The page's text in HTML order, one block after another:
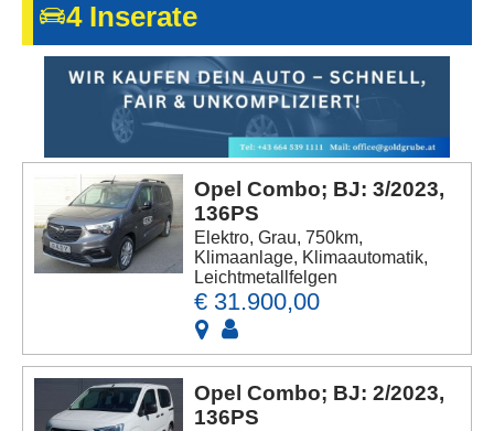
Kontakt
AGB, Nutzungsbedingungen
4 Inserate
Opel Combo; BJ: 3/2023,
136PS
Elektro, Grau, 750km,
Klimaanlage, Klimaautomatik,
Leichtmetallfelgen
€ 31.900,00
Opel Combo; BJ: 2/2023,
136PS